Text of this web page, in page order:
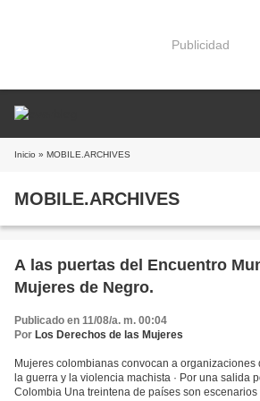
Publicidad
Inicio » MOBILE.ARCHIVES
MOBILE.ARCHIVES
A las puertas del Encuentro
Mujeres de Negro.
Publicado en 11/08/a. m. 00:04
Por Los Derechos de las Mujeres
Mujeres colombianas convocan a organizaciones
la guerra y la violencia machista · Por una salida
Colombia Una treintena de países son